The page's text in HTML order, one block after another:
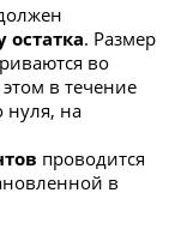
. Размер
во
в течение
нуля, на
проводится
в